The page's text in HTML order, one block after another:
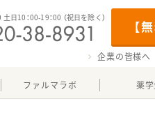
【
土日10：00-19：00 （祝日を除く）
企業の皆様へ
ファルマラボ 薬学